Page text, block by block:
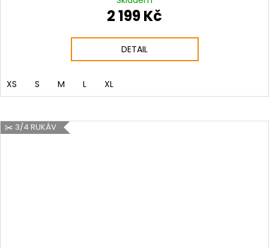
2 199 Kč
DETAIL
XS S M L XL
✂️ 3/4 RUKÁV